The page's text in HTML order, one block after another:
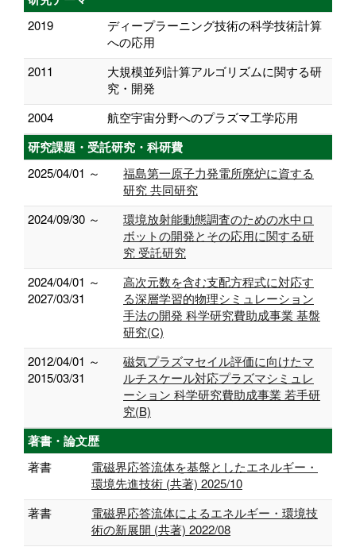
2019
ディープラーニング技術の科学技術計算
への応用
2011
大規模並列計算アルゴリズムに関する研
究・開発
2004
航空宇宙分野へのプラズマ工学応用
研究課題・受託研究・科研費
2025/04/01 ～
福島第一原子力発電所廃炉に資する
研究 共同研究
2024/09/30 ～
環境放射能動態調査のための水中ロ
ボットの開発とその応用に関する研
究 受託研究
2024/04/01 ～
2027/03/31
高次元数を含む支配方程式に対応す
る深層学習的物理シミュレーション
手法の開発 科学研究費助成事業 基盤
研究(C)
2012/04/01 ～
2015/03/31
磁気プラズマセイル評価に向けたマ
ルチスケール対応プラズマシミュレ
ーション 科学研究費助成事業 若手研
究(B)
著書・論文歴
著書
電磁界応答流体を基盤としたエネルギー・
環境先進技術 (共著) 2025/10
著書
電磁界応答流体によるエネルギー・環境技
術の新展開 (共著) 2022/08